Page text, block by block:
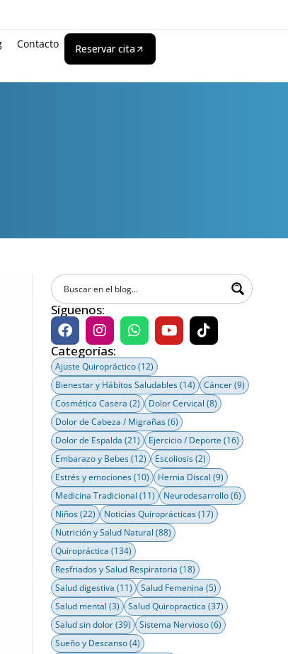
Contacto Reservar cita
Síguenos:
Categorías:
Ajuste Quiropráctico(12)
Bienestar y Hábitos Saludables(14) Cáncer(9)
Cosmética Casera (2) Dolor Cervical (8)
Dolor de Cabeza / Migrañas(6)
Dolor de Espalda (21) Ejercicio / Deporte (16)
Embarazo y Bebes(12) Escoliosis(2)
Estrés y emociones(10) Hernia Discal (9)
Medicina Tradicional (11) Neurodesarrollo(6)
Niños(22) Noticias Quiroprácticas(17)
Nutrición y Salud Natural (88)
Quiropráctica (134)
Resfriados y Salud Respiratoria (18)
Salud digestiva (11) Salud Femenina (5)
Salud mental (3) Salud Quiropractica (37)
Salud sin dolor(39) Sistema Nervioso(6)
Sueño y Descanso(4)